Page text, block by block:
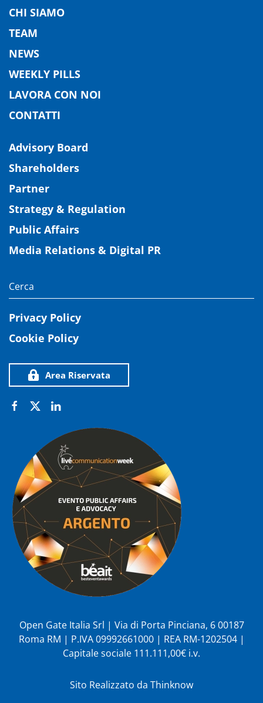
CHI SIAMO
TEAM
NEWS
WEEKLY PILLS
LAVORA CON NOI
CONTATTI
Advisory Board
Shareholders
Partner
Strategy & Regulation
Public Affairs
Media Relations & Digital PR
Privacy Policy
Cookie Policy
Area Riservata
Open Gate Italia Srl | Via di Porta Pinciana, 6 00187
Roma RM | P.IVA 09992661000 | REA RM-1202504 |
Capitale sociale 111.111,00€ i.v.
Sito Realizzato da Thinknow